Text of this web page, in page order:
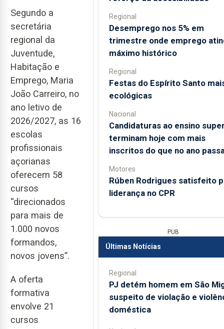
Segundo a
secretária
regional da
Juventude,
Habitação e
Emprego, Maria
João Carreiro, no
ano letivo de
2026/2027, as 16
escolas
profissionais
açorianas
oferecem 58
cursos
“direcionados
para mais de
1.000 novos
formandos,
novos jovens”.
A oferta
formativa
envolve 21
cursos
Regional
Desemprego nos 5% em
trimestre onde emprego
máximo histórico
Regional
Festas do Espírito Santo
ecológicas
Nacional
Candidaturas ao ensino
terminam hoje com mais
inscritos do que no ano
Motores
Rúben Rodrigues satisfeito
liderança no CPR
PUB
Últimas Notícias
Regional
PJ detém homem em São
suspeito de violação e
doméstica